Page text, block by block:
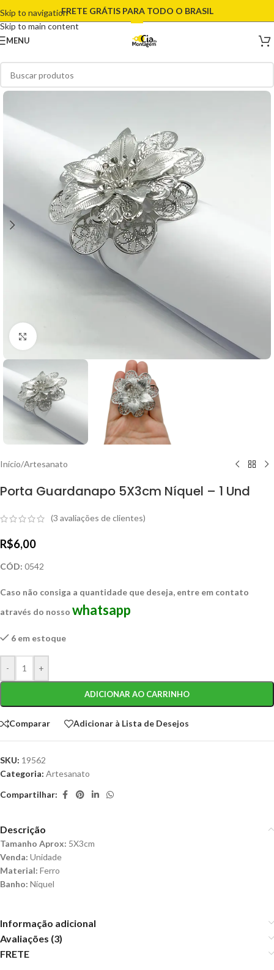
Skip to navigation
Skip to main content
FRETE GRÁTIS PARA TODO O BRASIL
MENU
Clique para ampliar
Início/Artesanato
Porta Guardanapo 5X3cm Níquel – 1 Und
(3 avaliações de clientes)
R$6,00
CÓD: 0542
Caso não consiga a quantidade que deseja, entre em contato
através do nosso whatsapp
6 em estoque
- +
ADICIONAR AO CARRINHO
Comparar Adicionar à Lista de Desejos
SKU: 19562
Categoria: Artesanato
Compartilhar:
Descrição
Tamanho Aprox: 5X3cm
Venda: Unidade
Material: Ferro
Banho: Níquel
Informação adicional
Avaliações (3)
FRETE